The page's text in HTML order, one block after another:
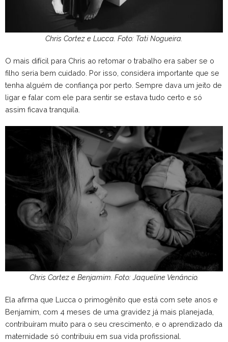
Chris Cortez e Lucca. Foto: Tati Nogueira.
O mais difícil para Chris ao retomar o trabalho era saber se o
filho seria bem cuidado. Por isso, considera importante que se
tenha alguém de confiança por perto. Sempre dava um jeito de
ligar e falar com ele para sentir se estava tudo certo e só
assim ficava tranquila.
Chris Cortez e Benjamim. Foto: Jaqueline Venâncio.
Ela afirma que Lucca o primogênito que está com sete anos e
Benjamim, com 4 meses de uma gravidez já mais planejada,
contribuíram muito para o seu crescimento, e o aprendizado da
maternidade só contribuiu em sua vida profissional.